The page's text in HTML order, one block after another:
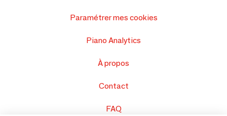
Paramétrer mes cookies
Piano Analytics
À propos
Contact
FAQ